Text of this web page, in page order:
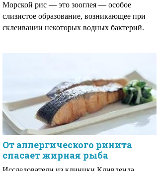
Морской рис — это зооглея — особое
слизистое образование, возникающее при
склеивании некоторых водных бактерий.
От аллергического ринита
спасает жирная рыба